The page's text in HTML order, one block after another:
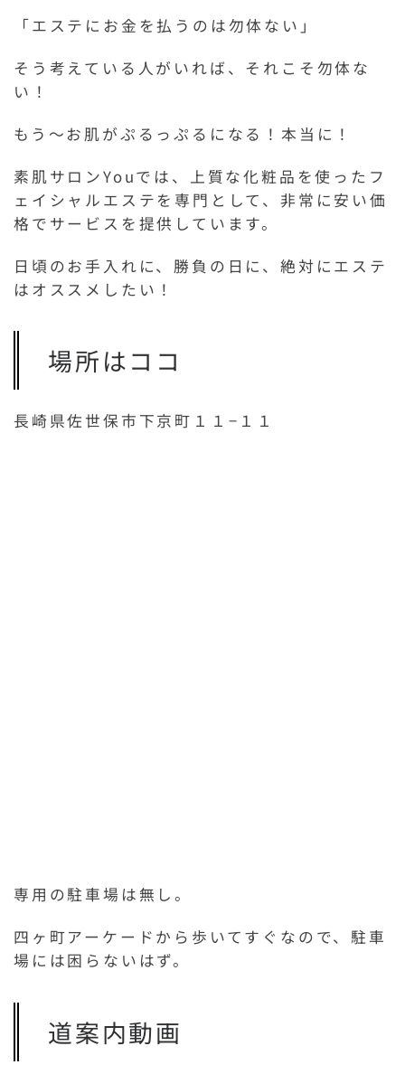
「エステにお金を払うのは勿体ない」
そう考えている人がいれば、それこそ勿体な
い！
もう～お肌がぷるっぷるになる！本当に！
素肌サロンYouでは、上質な化粧品を使ったフ
ェイシャルエステを専門として、非常に安い価
格でサービスを提供しています。
日頃のお手入れに、勝負の日に、絶対にエステ
はオススメしたい！
場所はココ
長崎県佐世保市下京町１１−１１
専用の駐車場は無し。
四ヶ町アーケードから歩いてすぐなので、駐車
場には困らないはず。
道案内動画